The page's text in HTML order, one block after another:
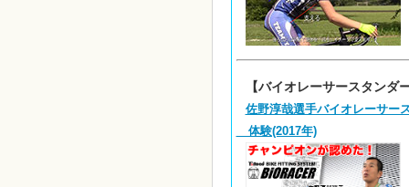
【バイオレーサースタンダ
佐野淳哉選手バイオレーサー
体験(2017年)